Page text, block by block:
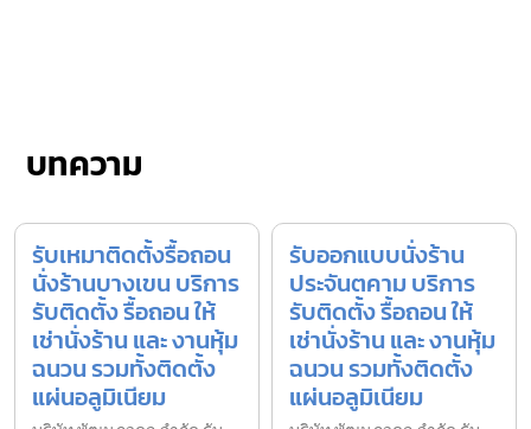
บทความ
รับเหมาติดตั้งรื้อถอน
นั่งร้านบางเขน บริการ
รับติดตั้ง รื้อถอน ให้
เช่านั่งร้าน และ งานหุ้ม
ฉนวน รวมทั้งติดตั้ง
แผ่นอลูมิเนียม
รับออกแบบนั่งร้าน
ประจันตคาม บริการ
รับติดตั้ง รื้อถอน ให้
เช่านั่งร้าน และ งานหุ้ม
ฉนวน รวมทั้งติดตั้ง
แผ่นอลูมิเนียม